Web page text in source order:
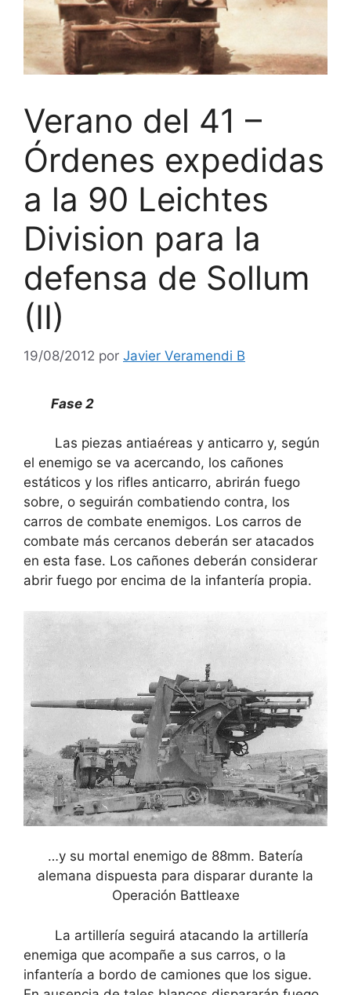
Verano del 41 –
Órdenes expedidas
a la 90 Leichtes
Division para la
defensa de Sollum
(II)
19/08/2012 por Javier Veramendi B
Fase 2
Las piezas antiaéreas y anticarro y, según
el enemigo se va acercando, los cañones
estáticos y los rifles anticarro, abrirán fuego
sobre, o seguirán combatiendo contra, los
carros de combate enemigos. Los carros de
combate más cercanos deberán ser atacados
en esta fase. Los cañones deberán considerar
abrir fuego por encima de la infantería propia.
…y su mortal enemigo de 88mm. Batería
alemana dispuesta para disparar durante la
Operación Battleaxe
La artillería seguirá atacando la artillería
enemiga que acompañe a sus carros, o la
infantería a bordo de camiones que los sigue.